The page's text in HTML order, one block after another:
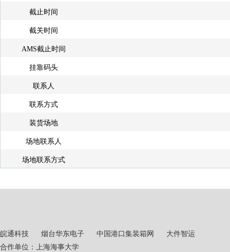
截止时间
截关时间
AMS截止时间
挂靠码头
联系人
联系方式
装货场地
场地联系人
场地联系方式
皖通科技 烟台华东电子 中国港口集装箱网
大件智运
合作单位：上海海事大学